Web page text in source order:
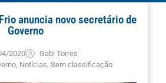
anuncia novo secretário de
Governo
2020
Gabi Torres
, Notícias Sem classificação